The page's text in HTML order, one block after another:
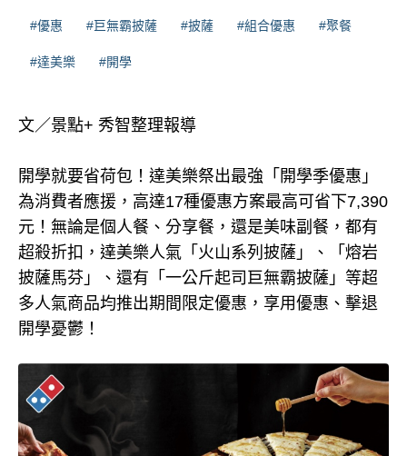
#優惠 #巨無霸披薩 #披薩 #組合優惠 #聚餐
#達美樂 #開學
文／景點+ 秀智整理報導
開學就要省荷包！達美樂祭出最強「開學季優惠」
為消費者應援，高達17種優惠方案最高可省下7,390
元！無論是個人餐、分享餐，還是美味副餐，都有
超殺折扣，達美樂人氣「火山系列披薩」、「熔岩
披薩馬芬」、還有「一公斤起司巨無霸披薩」等超
多人氣商品均推出期間限定優惠，享用優惠、擊退
開學憂鬱！